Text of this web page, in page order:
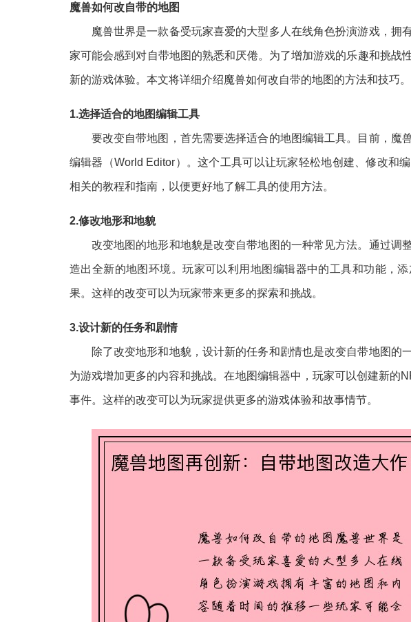
魔兽如何改自带的地图
魔兽世界是一款备受玩家喜爱的大型多人在线角色扮演游戏，拥
家可能会感到对自带地图的熟悉和厌倦。为了增加游戏的乐趣和挑战
新的游戏体验。本文将详细介绍魔兽如何改自带的地图的方法和技巧。
1.选择适合的地图编辑工具
要改变自带地图，首先需要选择适合的地图编辑工具。目前，魔
编辑器（World Editor）。这个工具可以让玩家轻松地创建、修改和
相关的教程和指南，以便更好地了解工具的使用方法。
2.修改地形和地貌
改变地图的地形和地貌是改变自带地图的一种常见方法。通过调
造出全新的地图环境。玩家可以利用地图编辑器中的工具和功能，
果。这样的改变可以为玩家带来更多的探索和挑战。
3.设计新的任务和剧情
除了改变地形和地貌，设计新的任务和剧情也是改变自带地图的
为游戏增加更多的内容和挑战。在地图编辑器中，玩家可以创建新的
事件。这样的改变可以为玩家提供更多的游戏体验和故事情节。